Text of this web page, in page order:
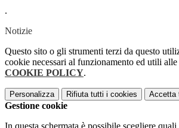
.
Notizie
Questo sito o gli strumenti terzi da questo
cookie necessari al funzionamento ed utili
COOKIE POLICY.
Personalizza Rifiuta tutti i cookies Accetta
Gestione cookie